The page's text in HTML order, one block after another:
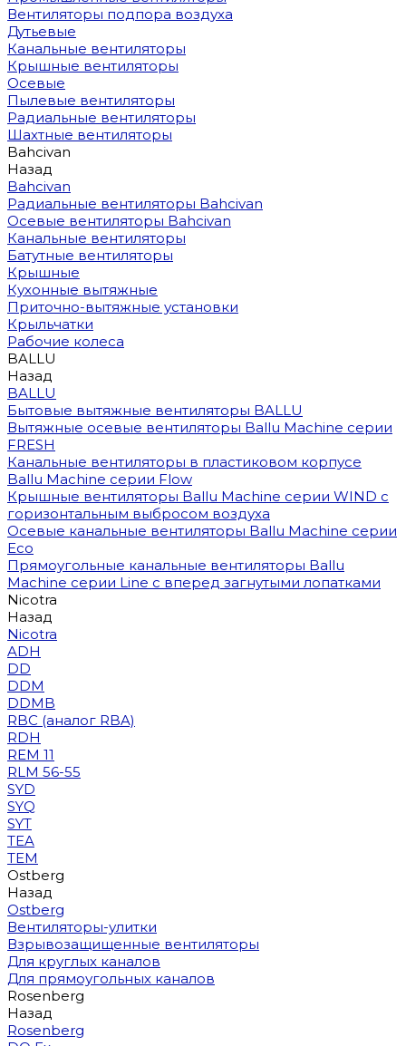
Вентиляторы подпора воздуха
Дутьевые
Канальные вентиляторы
Крышные вентиляторы
Осевые
Пылевые вентиляторы
Радиальные вентиляторы
Шахтные вентиляторы
Bahcivan
Назад
Bahcivan
Радиальные вентиляторы Bahcivan
Осевые вентиляторы Bahcivan
Канальные вентиляторы
Батутные вентиляторы
Крышные
Кухонные вытяжные
Приточно-вытяжные установки
Крыльчатки
Рабочие колеса
BALLU
Назад
BALLU
Бытовые вытяжные вентиляторы BALLU
Вытяжные осевые вентиляторы Ballu Machine серии
FRESH
Канальные вентиляторы в пластиковом корпусе
Ballu Machine серии Flow
Крышные вентиляторы Ballu Machine серии WIND с
горизонтальным выбросом воздуха
Осевые канальные вентиляторы Ballu Machine серии
Eco
Прямоугольные канальные вентиляторы Ballu
Machine серии Line с вперед загнутыми лопатками
Nicotra
Назад
Nicotra
ADH
DD
DDM
DDMB
RBC (аналог RBA)
RDH
REM 11
RLM 56-55
SYD
SYQ
SYT
TEA
TEM
Ostberg
Назад
Ostberg
Вентиляторы-улитки
Взрывозащищенные вентиляторы
Для круглых каналов
Для прямоугольных каналов
Rosenberg
Назад
Rosenberg